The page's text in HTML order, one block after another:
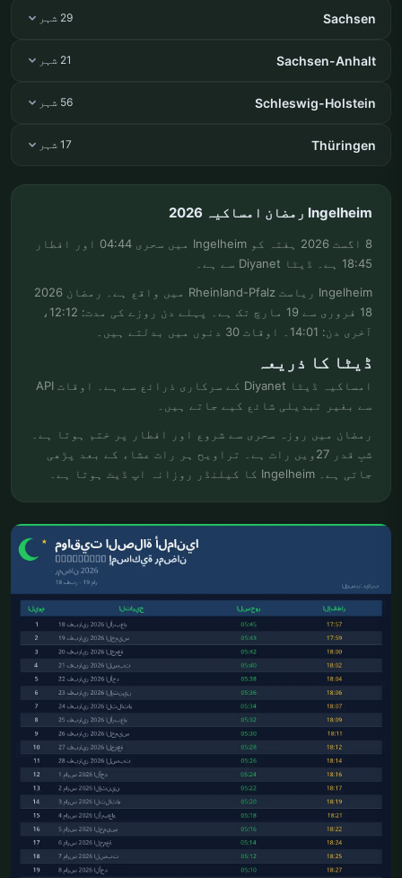
Sachsen 29 شہر
Sachsen-Anhalt 21 شہر
Schleswig-Holstein 56 شہر
Thüringen 17 شہر
Ingelheim رمضان امساکیہ 2026
8 اگست 2026 ہفتہ کو Ingelheim میں سحری 04:44 اور افطار
18:45 ہے۔ ڈیٹا Diyanet سے ہے۔
Ingelheim ریاست Rheinland-Pfalz میں واقع ہے۔ رمضان 2026
18 فروری سے 19 مارچ تک ہے۔ پہلے دن روزے کی مدت: 12:12،
آخری دن: 14:01۔ اوقات 30 دنوں میں بدلتے ہیں۔
ڈیٹا کا ذریعہ
امساکیہ ڈیٹا Diyanet کے سرکاری ذرائع سے ہے۔ اوقات API
سے بغیر تبدیلی شائع کیے جاتے ہیں۔
رمضان میں روزہ سحری سے شروع اور افطار پر ختم ہوتا ہے۔
شبِ قدر 27ویں رات ہے۔ تراویح ہر رات عشاء کے بعد پڑھی
جاتی ہے۔ Ingelheim کا کیلنڈر روزانہ اپ ڈیٹ ہوتا ہے۔